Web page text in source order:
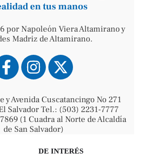
en tus manos
por Napoleón Viera Altamirano y
Madriz de Altamirano.
y Avenida Cuscatancingo No 271
Salvador Tel.: (503) 2231-7777
(1 Cuadra al Norte de Alcaldía
de San Salvador)
DE INTERÉS